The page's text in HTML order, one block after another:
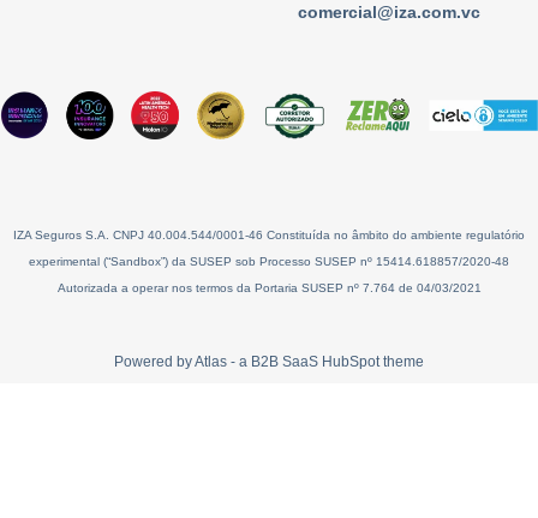
comercial@iza.com.vc
IZA Seguros S.A. CNPJ 40.004.544/0001-46 Constituída no âmbito do ambiente regulatório
experimental (“Sandbox”) da SUSEP sob Processo SUSEP nº 15414.618857/2020-48
Autorizada a operar nos termos da Portaria SUSEP nº 7.764 de 04/03/2021
Powered by Atlas - a B2B SaaS HubSpot theme